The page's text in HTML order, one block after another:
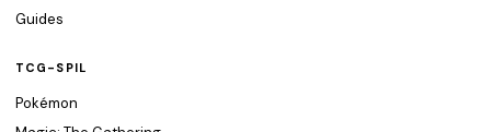
Guides
TCG-SPIL
Pokémon